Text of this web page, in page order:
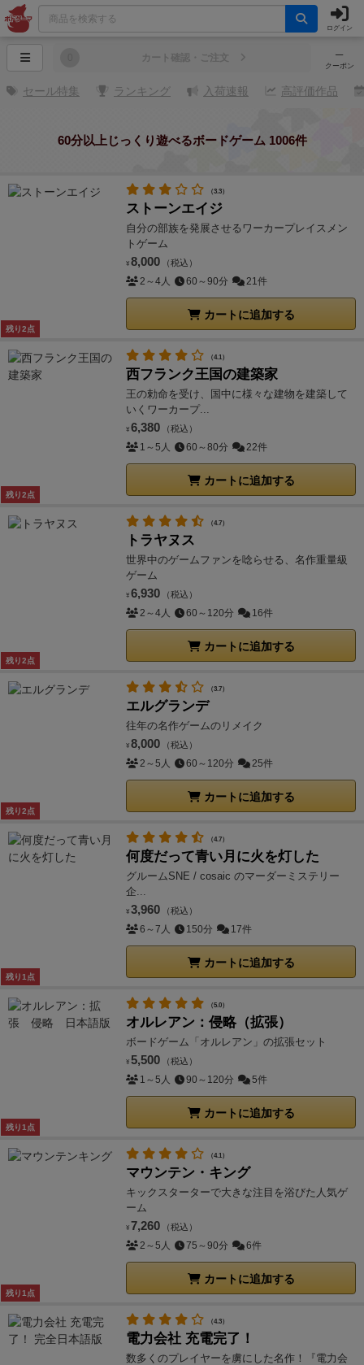
ログイン
─
クーポン
カート確認・ご注文
セール特集 ランキング 入荷速報 高評価作品
60分以上じっくり遊べるボードゲーム 1006件
残り2点
（3.3）
ストーンエイジ
自分の部族を発展させるワーカープレイスメン
トゲーム
¥ 8,000 （税込）
2～4人 60～90分 21件
カートに追加する
残り2点
（4.1）
西フランク王国の建築家
王の勅命を受け、国中に様々な建物を建築して
いくワーカープ...
¥ 6,380 （税込）
1～5人 60～80分 22件
カートに追加する
残り2点
（4.7）
トラヤヌス
世界中のゲームファンを唸らせる、名作重量級
ゲーム
¥ 6,930 （税込）
2～4人 60～120分 16件
カートに追加する
残り2点
（3.7）
エルグランデ
往年の名作ゲームのリメイク
¥ 8,000 （税込）
2～5人 60～120分 25件
カートに追加する
残り1点
（4.7）
何度だって青い月に火を灯した
グルームSNE / cosaic のマーダーミステリー
企...
¥ 3,960 （税込）
6～7人 150分 17件
カートに追加する
残り1点
（5.0）
オルレアン：侵略（拡張）
ボードゲーム「オルレアン」の拡張セット
¥ 5,500 （税込）
1～5人 90～120分 5件
カートに追加する
残り1点
（4.1）
マウンテン・キング
キックスターターで大きな注目を浴びた人気ゲ
ーム
¥ 7,260 （税込）
2～5人 75～90分 6件
カートに追加する
（4.3）
電力会社 充電完了！
数多くのプレイヤーを虜にした名作！『電力会